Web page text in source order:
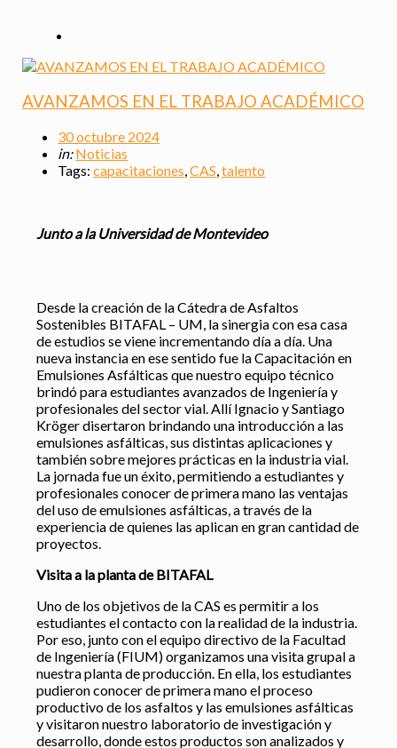
AVANZAMOS EN EL TRABAJO ACADÉMICO
30 octubre 2024
in:Noticias
Tags:capacitaciones ,CAS ,talento
Junto a la Universidad de Montevideo
Desde la creación de la Cátedra de Asfaltos
Sostenibles BITAFAL – UM, la sinergia con esa casa
de estudios se viene incrementando día a día. Una
nueva instancia en ese sentido fue la Capacitación en
Emulsiones Asfálticas que nuestro equipo técnico
brindó para estudiantes avanzados de Ingeniería y
profesionales del sector vial. Allí Ignacio y Santiago
Kröger disertaron brindando una introducción a las
emulsiones asfálticas, sus distintas aplicaciones y
también sobre mejores prácticas en la industria vial.
La jornada fue un éxito, permitiendo a estudiantes y
profesionales conocer de primera mano las ventajas
del uso de emulsiones asfálticas, a través de la
experiencia de quienes las aplican en gran cantidad de
proyectos.
Visita a la planta de BITAFAL
Uno de los objetivos de la CAS es permitir a los
estudiantes el contacto con la realidad de la industria.
Por eso, junto con el equipo directivo de la Facultad
de Ingeniería (FIUM) organizamos una visita grupal a
nuestra planta de producción. En ella, los estudiantes
pudieron conocer de primera mano el proceso
productivo de los asfaltos y las emulsiones asfálticas
y visitaron nuestro laboratorio de investigación y
desarrollo, donde estos productos son analizados y